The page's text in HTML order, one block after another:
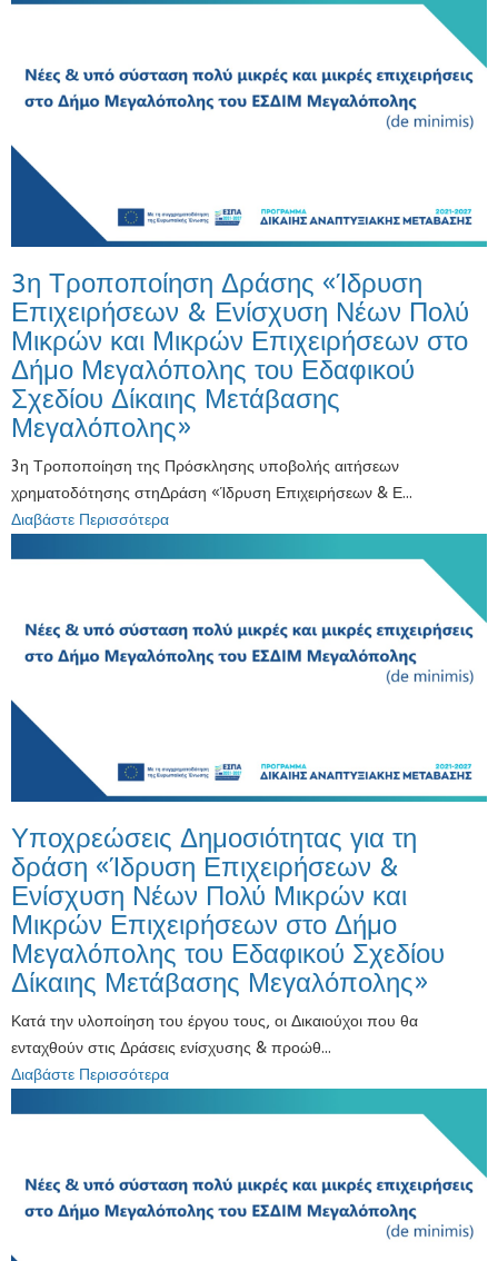
3η Τροποποίηση Δράσης «Ίδρυση
Επιχειρήσεων & Ενίσχυση Νέων Πολύ
Μικρών και Μικρών Επιχειρήσεων στο
Δήμο Μεγαλόπολης του Εδαφικού
Σχεδίου Δίκαιης Μετάβασης
Μεγαλόπολης»
3η Τροποποίηση της Πρόσκλησης υποβολής αιτήσεων
χρηματοδότησης στηΔράση «Ίδρυση Επιχειρήσεων & Ε...
Διαβάστε Περισσότερα
Υποχρεώσεις Δημοσιότητας για τη
δράση «Ίδρυση Επιχειρήσεων &
Ενίσχυση Νέων Πολύ Μικρών και
Μικρών Επιχειρήσεων στο Δήμο
Μεγαλόπολης του Εδαφικού Σχεδίου
Δίκαιης Μετάβασης Μεγαλόπολης»
Κατά την υλοποίηση του έργου τους, οι Δικαιούχοι που θα
ενταχθούν στις Δράσεις ενίσχυσης & προώθ...
Διαβάστε Περισσότερα